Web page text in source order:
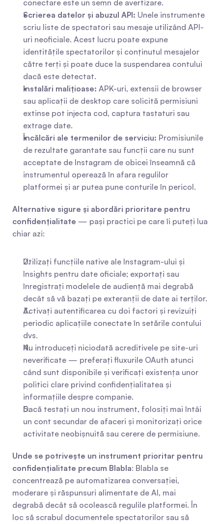
conectare este un semn de avertizare.
Scrierea datelor și abuzul API: Unele instrumente
scriu liste de spectatori sau mesaje utilizând API-
uri neoficiale. Acest lucru poate expune
identitățile spectatorilor și conținutul mesajelor
către terți și poate duce la suspendarea contului
dacă este detectat.
Instalări malițioase: APK-uri, extensii de browser
sau aplicații de desktop care solicită permisiuni
extinse pot injecta cod, captura tastaturi sau
extrage date.
Încălcări ale termenilor de serviciu: Promisiunile
de rezultate garantate sau funcții care nu sunt
acceptate de Instagram de obicei înseamnă că
instrumentul operează în afara regulilor
platformei și ar putea pune conturile în pericol.
Alternative sigure și abordări prioritare pentru
confidențialitate — pași practici pe care îi puteți lua
chiar azi:
Utilizați funcțiile native ale Instagram-ului și
Insights pentru date oficiale; exportați sau
înregistrați modelele de audiență mai degrabă
decât să vă bazați pe exteranții de date ai terților.
Activați autentificarea cu doi factori și revizuiți
periodic aplicațiile conectate în setările contului
dvs.
Nu introduceți niciodată acreditivele pe site-uri
neverificate — preferați fluxurile OAuth atunci
când sunt disponibile și verificați existența unor
politici clare privind confidențialitatea și
informațiile despre companie.
Dacă testați un nou instrument, folosiți mai întâi
un cont secundar de afaceri și monitorizați orice
activitate neobișnuită sau cerere de permisiune.
Unde se potrivește un instrument prioritar pentru
confidențialitate precum Blabla: Blabla se
concentrează pe automatizarea conversației,
moderare și răspunsuri alimentate de AI, mai
degrabă decât să ocolească regulile platformei. În
loc să scrabul documentele spectatorilor sau să